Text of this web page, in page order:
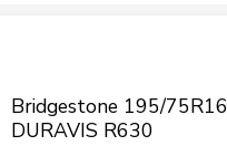
Bridgestone 195/75R16
DURAVIS R630